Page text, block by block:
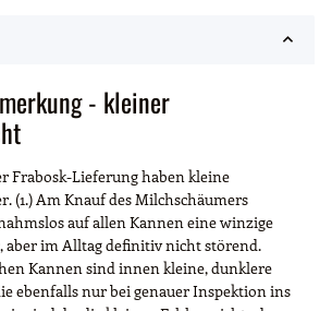
- kleiner
Frabosk-Lieferung haben kleine
(1.) Am Knauf des Milchschäumers
auf allen Kannen eine winzige
aber im Alltag definitiv nicht störend.
Kannen sind innen kleine, dunklere
ebenfalls nur bei genauer Inspektion ins